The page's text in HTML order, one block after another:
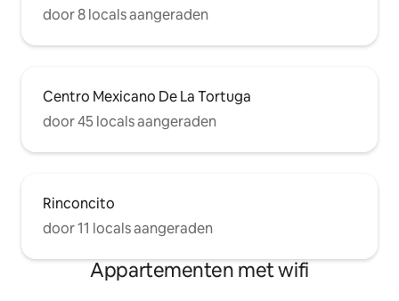
door 8 locals aangeraden
Centro Mexicano De La Tortuga
door 45 locals aangeraden
Rinconcito
door 11 locals aangeraden
Appartementen met wifi